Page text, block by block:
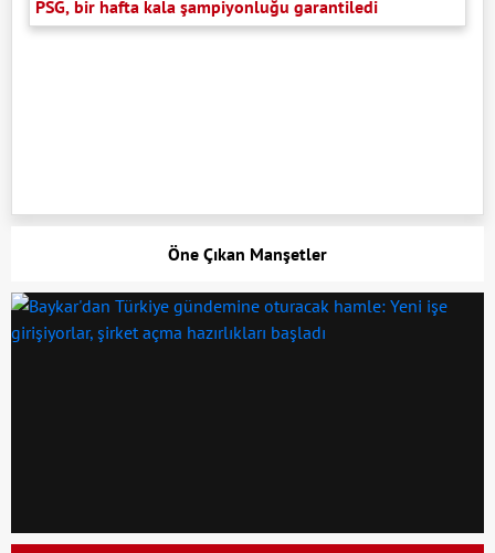
PSG, bir hafta kala şampiyonluğu garantiledi
Öne Çıkan Manşetler